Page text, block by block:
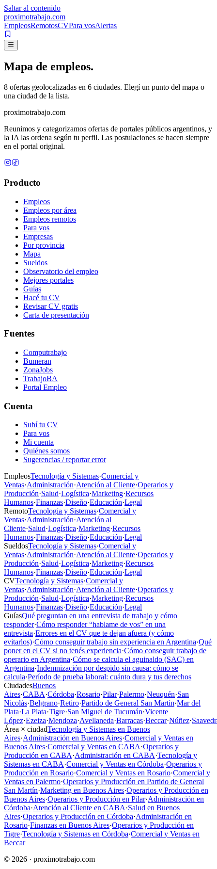
Saltar al contenido
proximotrabajo.com
EmpleosRemotosCVPara vosAlertas
Mapa de empleos.
8 ofertas geolocalizadas en 6 ciudades. Elegí un punto del mapa o
una ciudad de la lista.
proximotrabajo.com
Reunimos y categorizamos ofertas de portales públicos argentinos, y
la IA las ordena según tu perfil. Las postulaciones se hacen siempre
en el portal original.
Producto
Empleos
Empleos por área
Empleos remotos
Para vos
Empresas
Por provincia
Mapa
Sueldos
Observatorio del empleo
Mejores portales
Guías
Hacé tu CV
Revisar CV gratis
Carta de presentación
Fuentes
Computrabajo
Bumeran
ZonaJobs
TrabajoBA
Portal Empleo
Cuenta
Subí tu CV
Para vos
Mi cuenta
Quiénes somos
Sugerencias / reportar error
EmpleosTecnología y Sistemas·Comercial y
Ventas·Administración·Atención al Cliente·Operarios y
Producción·Salud·Logística·Marketing·Recursos
Humanos·Finanzas·Diseño·Educación·Legal
RemotoTecnología y Sistemas·Comercial y
Ventas·Administración·Atención al
Cliente·Salud·Logística·Marketing·Recursos
Humanos·Finanzas·Diseño·Educación·Legal
SueldosTecnología y Sistemas·Comercial y
Ventas·Administración·Atención al Cliente·Operarios y
Producción·Salud·Logística·Marketing·Recursos
Humanos·Finanzas·Diseño·Educación·Legal
CVTecnología y Sistemas·Comercial y
Ventas·Administración·Atención al Cliente·Operarios y
Producción·Salud·Logística·Marketing·Recursos
Humanos·Finanzas·Diseño·Educación·Legal
GuíasQué preguntan en una entrevista de trabajo y cómo
responder·Cómo responder “hablame de vos” en una
entrevista·Errores en el CV que te dejan afuera (y cómo
evitarlos)·Cómo conseguir trabajo sin experiencia en Argentina·Qué
poner en el CV si no tenés experiencia·Cómo conseguir trabajo de
operario en Argentina·Cómo se calcula el aguinaldo (SAC) en
Argentina·Indemnización por despido sin causa: cómo se
calcula·Período de prueba laboral: cuánto dura y tus derechos
CiudadesBuenos
Aires·CABA·Córdoba·Rosario·Pilar·Palermo·Neuquén·San
Nicolás·Belgrano·Retiro·Partido de General San Martín·Mar del
Plata·La Plata·Tigre·San Miguel de Tucumán·Vicente
López·Ezeiza·Mendoza·Avellaneda·Barracas·Beccar·Núñez·
Área × ciudadTecnología y Sistemas en Buenos
Aires·Administración en Buenos Aires·Comercial y Ventas en
Buenos Aires·Comercial y Ventas en CABA·Operarios y
Producción en CABA·Administración en CABA·Tecnología y
Sistemas en CABA·Comercial y Ventas en Córdoba·Operarios y
Producción en Rosario·Comercial y Ventas en Rosario·Comercial y
Ventas en Palermo·Operarios y Producción en Partido de General
San Martín·Marketing en Buenos Aires·Operarios y Producción en
Buenos Aires·Operarios y Producción en Pilar·Administración en
Córdoba·Atención al Cliente en CABA·Salud en Buenos
Aires·Operarios y Producción en Córdoba·Administración en
Rosario·Finanzas en Buenos Aires·Operarios y Producción en
Tigre·Tecnología y Sistemas en Córdoba·Comercial y Ventas en
Beccar
© 2026 · proximotrabajo.com